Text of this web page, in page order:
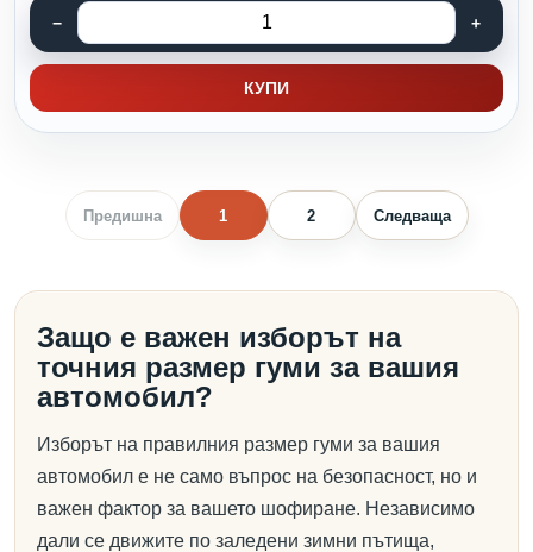
КУПИ
Предишна 1 2 Следваща
Защо е важен изборът на
точния размер гуми за вашия
автомобил?
Изборът на правилния размер гуми за вашия
автомобил е не само въпрос на безопасност, но и
важен фактор за вашето шофиране. Независимо
дали се движите по заледени зимни пътища,